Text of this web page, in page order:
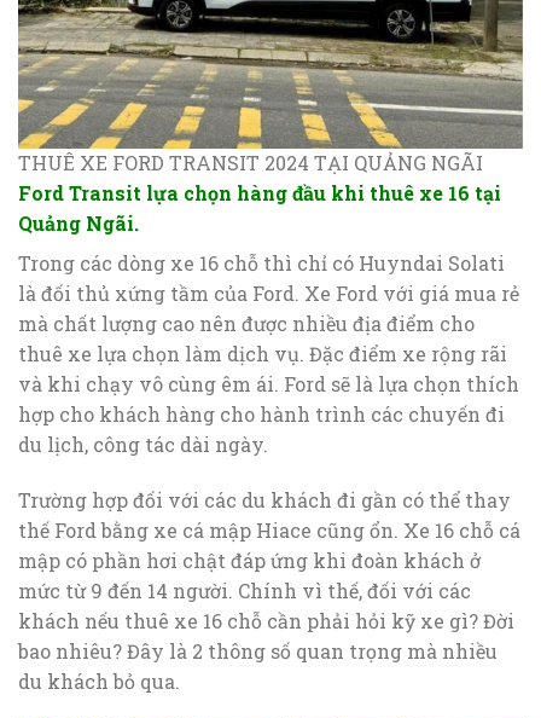
THUÊ XE FORD TRANSIT 2024 TẠI QUẢNG NGÃI
Ford Transit lựa chọn hàng đầu khi thuê xe 16 tại
Quảng Ngãi.
Trong các dòng xe 16 chỗ thì chỉ có Huyndai Solati
là đối thủ xứng tầm của Ford. Xe Ford với giá mua rẻ
mà chất lượng cao nên được nhiều địa điểm cho
thuê xe lựa chọn làm dịch vụ. Đặc điểm xe rộng rãi
và khi chạy vô cùng êm ái. Ford sẽ là lựa chọn thích
hợp cho khách hàng cho hành trình các chuyến đi
du lịch, công tác dài ngày.
Trường hợp đối với các du khách đi gần có thể thay
thế Ford bằng xe cá mập Hiace cũng ổn. Xe 16 chỗ cá
mập có phần hơi chật đáp ứng khi đoàn khách ở
mức từ 9 đến 14 người. Chính vì thế, đối với các
khách nếu thuê xe 16 chỗ cần phải hỏi kỹ xe gì? Đời
bao nhiêu? Đây là 2 thông số quan trọng mà nhiều
du khách bỏ qua.